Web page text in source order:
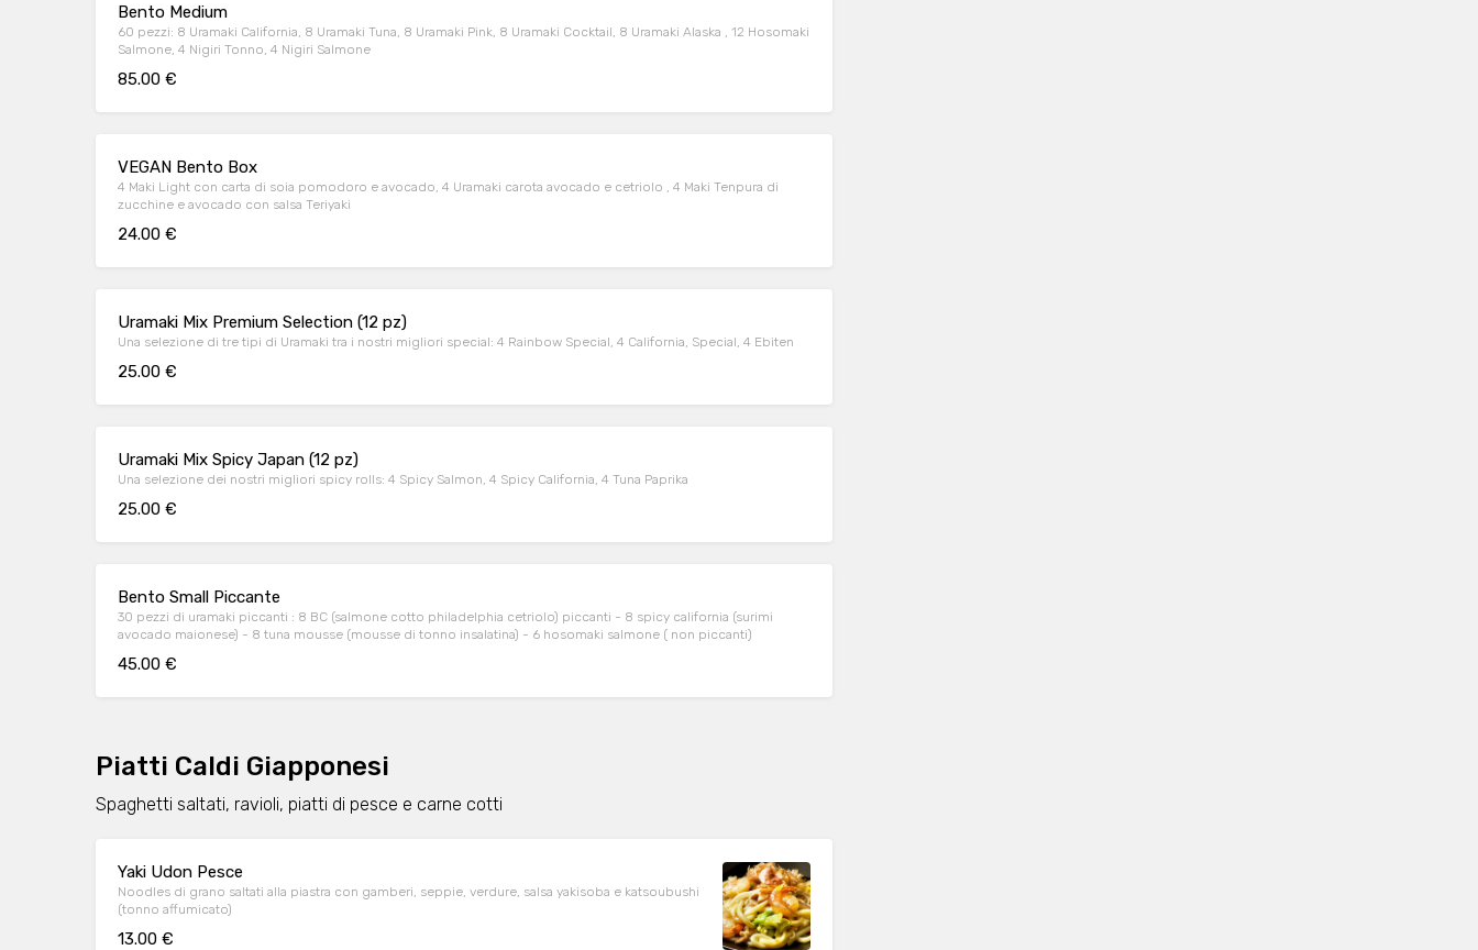
Bento Medium
60 pezzi: 8 Uramaki California, 8 Uramaki Tuna, 8 Uramaki Pink, 8 Uramaki Cocktail, 8 Uramaki Alaska , 12 Hosomaki
Salmone, 4 Nigiri Tonno, 4 Nigiri Salmone
85.00 €
VEGAN Bento Box
4 Maki Light con carta di soia pomodoro e avocado, 4 Uramaki carota avocado e cetriolo , 4 Maki Tenpura di
zucchine e avocado con salsa Teriyaki
24.00 €
Uramaki Mix Premium Selection (12 pz)
Una selezione di tre tipi di Uramaki tra i nostri migliori special: 4 Rainbow Special, 4 California, Special, 4 Ebiten
25.00 €
Uramaki Mix Spicy Japan (12 pz)
Una selezione dei nostri migliori spicy rolls: 4 Spicy Salmon, 4 Spicy California, 4 Tuna Paprika
25.00 €
Bento Small Piccante
30 pezzi di uramaki piccanti : 8 BC (salmone cotto philadelphia cetriolo) piccanti - 8 spicy california (surimi
avocado maionese) - 8 tuna mousse (mousse di tonno insalatina) - 6 hosomaki salmone ( non piccanti)
45.00 €
Piatti Caldi Giapponesi
Spaghetti saltati, ravioli, piatti di pesce e carne cotti
Yaki Udon Pesce
Noodles di grano saltati alla piastra con gamberi, seppie, verdure, salsa yakisoba e katsoubushi
(tonno affumicato)
13.00 €